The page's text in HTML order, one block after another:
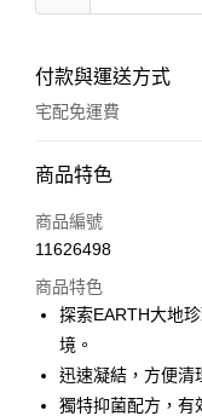
付款與運送方式
宅配免運費
付款方式
信用卡一次付款
Apple Pay
街口支付
悠遊付
商品特色
商品編號
11626498
商品特色
探索EARTH大地
境。
迅速凝結，方便清
獨特抑菌配方，有